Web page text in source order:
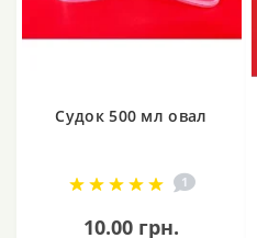
Судок 500 мл овал
1
10.00 грн.